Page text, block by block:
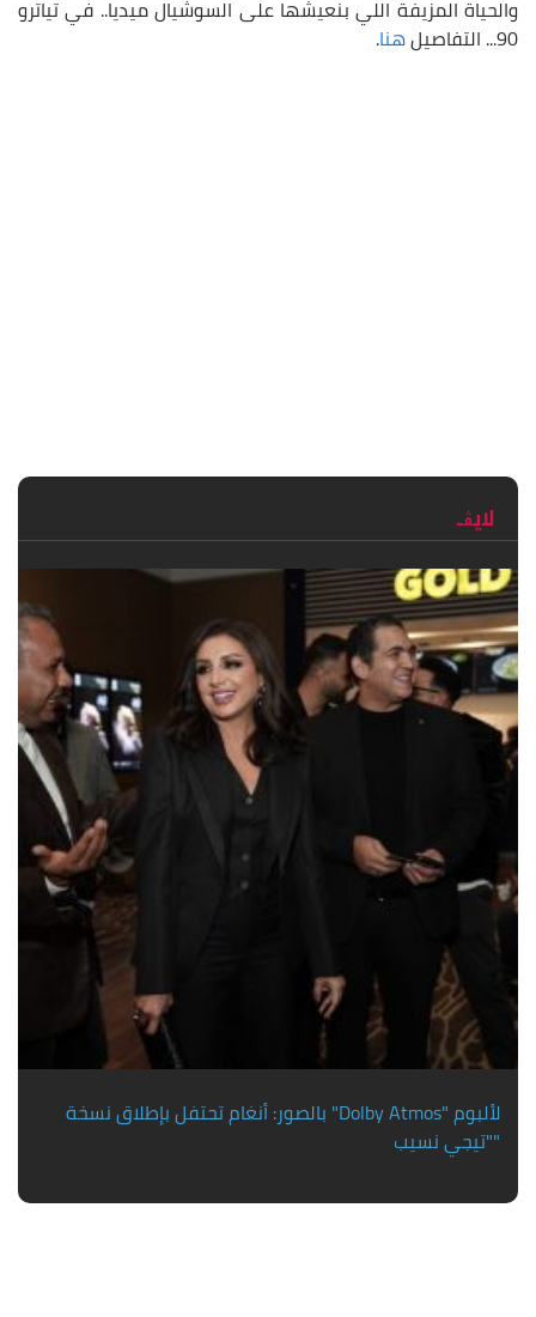
والحياة المزيفة اللي بنعيشها على السوشيال ميديا.. في تياترو
90... التفاصيل
هنا.
لايڨـ
بالصور: أنغام تحتفل بإطلاق نسخة "Dolby Atmos" لألبوم
"تيجي نسيب"